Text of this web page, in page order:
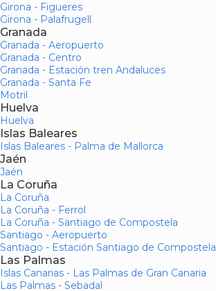
Girona - Figueres
Girona - Palafrugell
Granada
Granada - Aeropuerto
Granada - Centro
Granada - Estación tren Andaluces
Granada - Santa Fe
Motril
Huelva
Huelva
Islas Baleares
Islas Baleares - Palma de Mallorca
Jaén
Jaén
La Coruña
La Coruña
La Coruña - Ferrol
La Coruña - Santiago de Compostela
Santiago - Aeropuerto
Santiago - Estación Santiago de Compostela
Las Palmas
Islas Canarias - Las Palmas de Gran Canaria
Las Palmas - Sebadal